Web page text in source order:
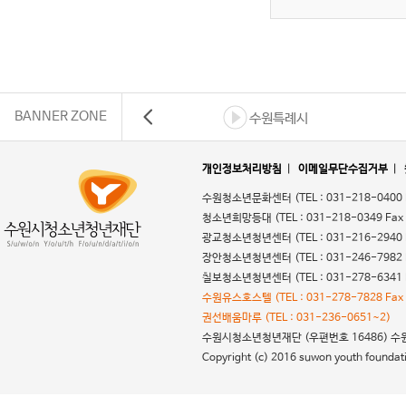
BANNER ZONE 수원특례시
개인정보처리방침 이메일무단수집거부
수원청소년문화센터 (TEL : 031-218-
청소년희망등대 (TEL : 031-218-0349
광교청소년청년센터 (TEL : 031-216-
장안청소년청년센터 (TEL : 031-246-
칠보청소년청년센터 (TEL : 031-278-
수원유스호스텔 (TEL : 031-278-7828
권선배움마루 (TEL : 031-236-0651~2)
수원시청소년청년재단 (우편번호 16486)
Copyright (c) 2016 suwon youth